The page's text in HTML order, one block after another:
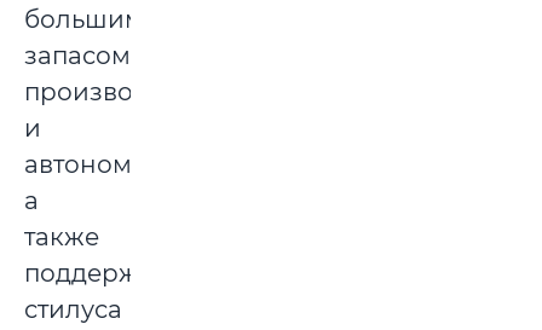
большим
запасом
производительности
и
автономности,
а
также
поддержкой
стилуса